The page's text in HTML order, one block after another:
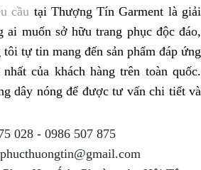
cầu tại Thượng Tín Garment là giải
ai muốn sở hữu trang phục độc đáo,
tự tin mang đến sản phẩm đáp ứng
của khách hàng trên toàn quốc.
dây nóng để được tư vấn chi tiết và
028 - 0986 507 875